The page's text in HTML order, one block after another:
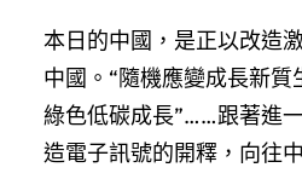
本日的中國，是正以改造
中國。“隨機應變成長新質
綠色低碳成長”……跟著進
造電子訊號的開釋，向往